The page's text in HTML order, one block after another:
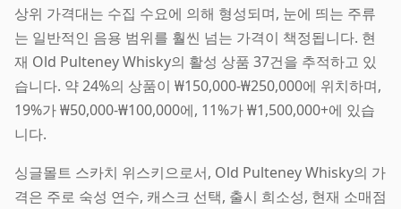
상위 가격대는 수집 수요에 의해 형성되며, 눈에 띄는 주류
는 일반적인 음용 범위를 훨씬 넘는 가격이 책정됩니다. 현
재 Old Pulteney Whisky의 활성 상품 37건을 추적하고 있
습니다. 약 24%의 상품이 ₩150,000-₩250,000에 위치하며,
19%가 ₩50,000-₩100,000에, 11%가 ₩1,500,000+에 있습
니다.
싱글몰트 스카치 위스키으로서, Old Pulteney Whisky의 가
격은 주로 숙성 연수, 캐스크 선택, 출시 희소성, 현재 소매점